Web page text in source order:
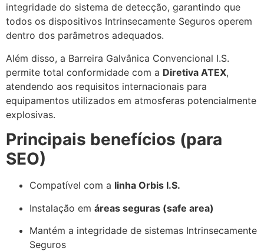
integridade do sistema de detecção, garantindo que
todos os dispositivos Intrinsecamente Seguros operem
dentro dos parâmetros adequados.
Além disso, a Barreira Galvânica Convencional I.S.
permite total conformidade com a Diretiva ATEX,
atendendo aos requisitos internacionais para
equipamentos utilizados em atmosferas potencialmente
explosivas.
Principais benefícios (para
SEO)
Compatível com a linha Orbis I.S.
Instalação em áreas seguras (safe area)
Mantém a integridade de sistemas Intrinsecamente
Seguros